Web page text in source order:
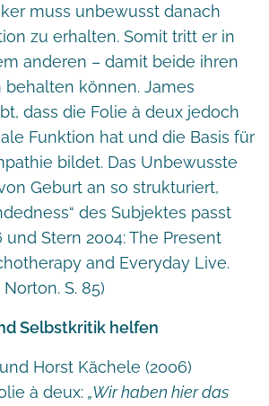
muss unbewusst danach
zu erhalten. Somit tritt er in
anderen – damit beide ihren
behalten können. James
dass die Folie à deux jedoch
Funktion hat und die Basis für
bildet. Das Unbewusste
Geburt an so strukturiert,
des Subjektes passt
und Stern 2004: The Present
and Everyday Live.
Norton. S. 85)
Selbstkritik helfen
Horst Kächele (2006)
à deux: „Wir haben hier das